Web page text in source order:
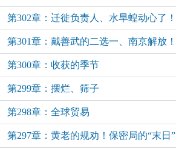
第302章：迁徙负责人、水旱蝗动心了！
第301章：戴善武的二选一、南京解放！
第300章：收获的季节
第299章：摆烂、筛子
第298章：全球贸易
第297章：黄老的规劝！保密局的“末日”